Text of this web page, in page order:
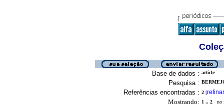
Base de dados : article
Pesquisa :
Referências encontradas : 2 [refinar
Mostrando: 1 .. 2 no